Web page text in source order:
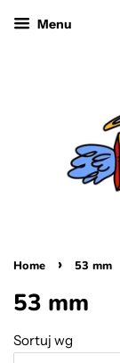
Menu
Home › 53 mm
53 mm
Sortuj wg